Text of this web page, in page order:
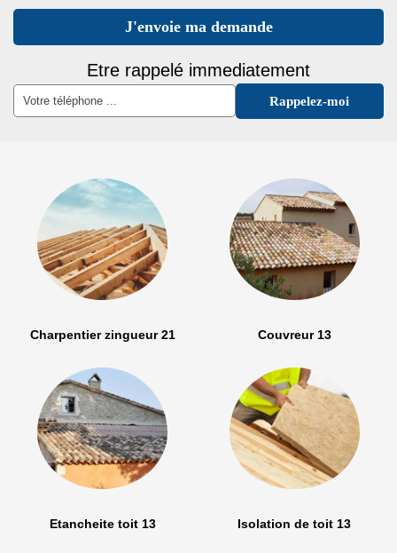
Etre rappelé immediatement
Charpentier zingueur 21 Couvreur 13
Etancheite toit 13 Isolation de toit 13